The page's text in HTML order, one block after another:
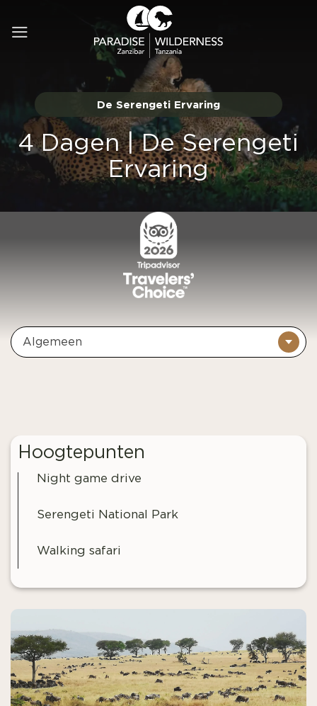
naar
De Serengeti Ervaring
4 Dagen | De Serengeti
Ervaring
Algemeen
Hoogtepunten
Night game drive
Serengeti National Park
Walking safari